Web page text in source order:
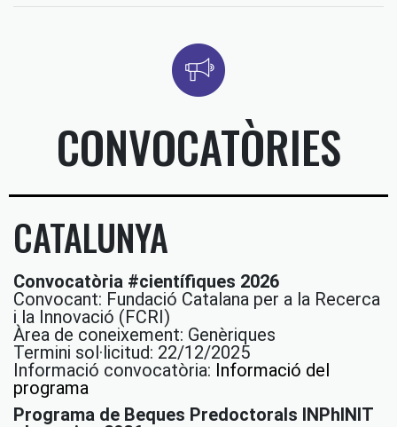
CONVOCATÒRIES
CATALUNYA
Convocatòria #científiques 2026
Convocant: Fundació Catalana per a la Recerca
i la Innovació (FCRI)
Àrea de coneixement: Genèriques
Termini sol·licitud: 22/12/2025
Informació convocatòria: Informació del
programa
Programa de Beques Predoctorals INPhINIT